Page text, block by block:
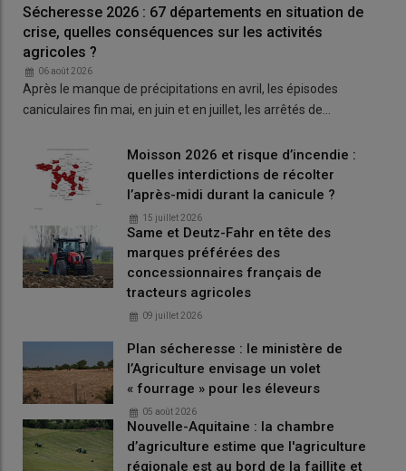
Un niveau de vie d’au moins 44 200
€ pour les 10 % des personnes les
Sécheresse 2026 : 67 départements en situation de
crise, quelles conséquences sur les activités
agricoles ?
06 août 2026
Après le manque de précipitations en avril, les épisodes
caniculaires fin mai, en juin et en juillet, les arrêtés de…
Moisson 2026 et risque d’incendie :
quelles interdictions de récolter
l’après-midi durant la canicule ?
15 juillet 2026
Same et Deutz-Fahr en tête des
marques préférées des
concessionnaires français de
tracteurs agricoles
09 juillet 2026
Plan sécheresse : le ministère de
l’Agriculture envisage un volet
« fourrage » pour les éleveurs
05 août 2026
Nouvelle-Aquitaine : la chambre
d’agriculture estime que l'agriculture
régionale est au bord de la faillite et